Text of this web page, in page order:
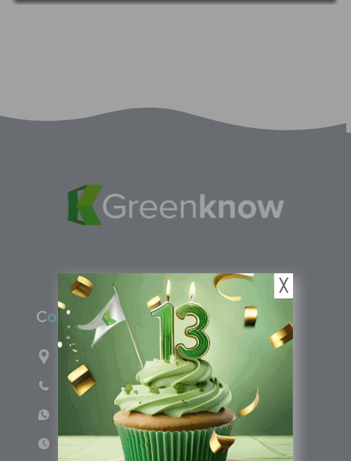
Colombia
Carrera 47A #95-56 oficina 305.
Teléfono: (601) 757 0706
WhatsApp: +57 317 465 1554
Lun - Vie 8:00am - 5:00pm
╳